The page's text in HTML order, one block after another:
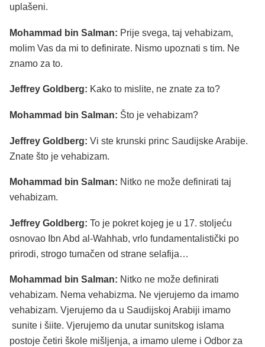
uplašeni.
Mohammad bin Salman: Prije svega, taj vehabizam,
molim Vas da mi to definirate. Nismo upoznati s tim. Ne
znamo za to.
Jeffrey Goldberg: Kako to mislite, ne znate za to?
Mohammad bin Salman: Što je vehabizam?
Jeffrey Goldberg: Vi ste krunski princ Saudijske Arabije.
Znate što je vehabizam.
Mohammad bin Salman: Nitko ne može definirati taj
vehabizam.
Jeffrey Goldberg: To je pokret kojeg je u 17. stoljeću
osnovao Ibn Abd al-Wahhab, vrlo fundamentalistički po
prirodi, strogo tumačen od strane selafija…
Mohammad bin Salman: Nitko ne može definirati
vehabizam. Nema vehabizma. Ne vjerujemo da imamo
vehabizam. Vjerujemo da u Saudijskoj Arabiji imamo
sunite i šiite. Vjerujemo da unutar sunitskog islama
postoje četiri škole mišljenja, a imamo uleme i Odbor za